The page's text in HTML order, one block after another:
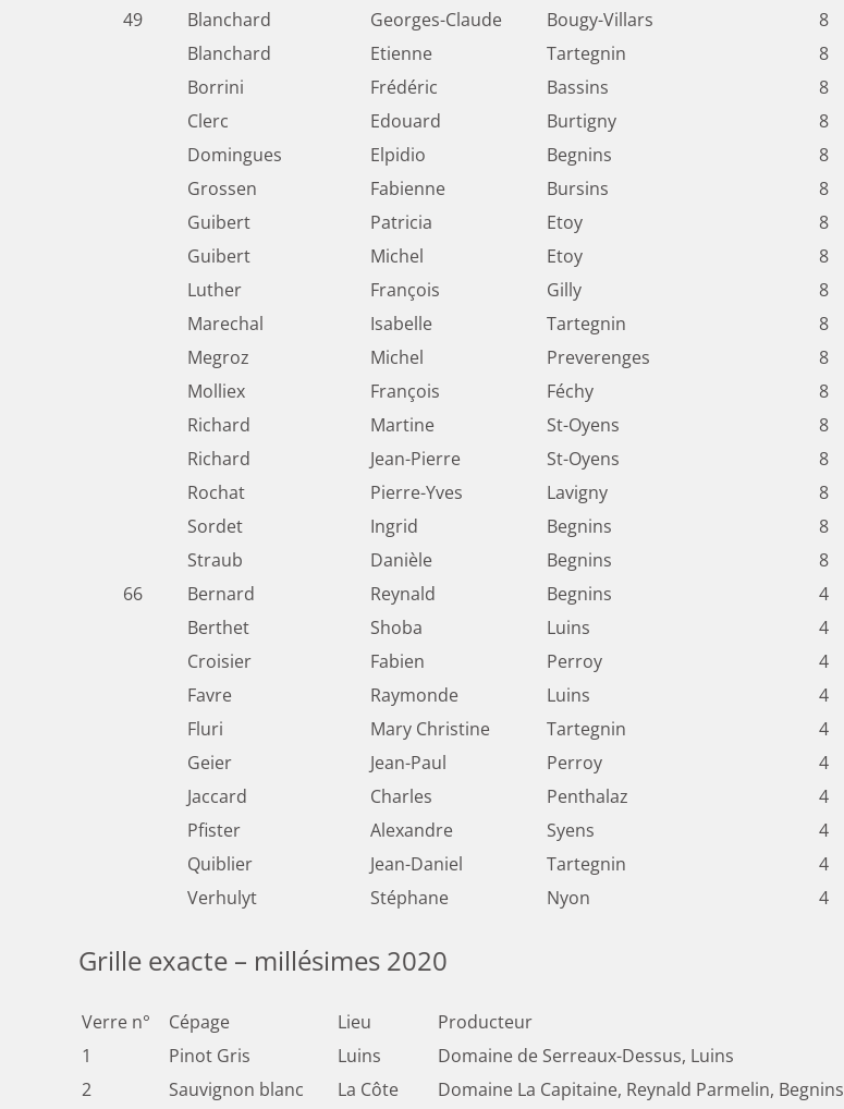
49
Blanchard Georges-Claude Bougy-Villars
8
Blanchard
Etienne Tartegnin
8
Borrini
Frédéric Bassins
8
Clerc
Edouard Burtigny
8
Domingues
Elpidio Begnins
8
Grossen
Fabienne Bursins
8
Guibert
Patricia Etoy
8
Guibert
Michel Etoy
8
Luther
François Gilly
8
Marechal
Isabelle Tartegnin
8
Megroz
Michel Preverenges
8
Molliex
François Féchy
8
Richard
Martine St-Oyens
8
Richard
Jean-Pierre St-Oyens
8
Rochat
Pierre-Yves Lavigny
8
Sordet
Ingrid Begnins
8
Straub
Danièle Begnins
8
66
Bernard Reynald Begnins
4
Berthet
Shoba Luins
4
Croisier
Fabien Perroy
4
Favre
Raymonde Luins
4
Fluri
Mary Christine Tartegnin
4
Geier
Jean-Paul Perroy
4
Jaccard
Charles Penthalaz
4
Pfister
Alexandre Syens
4
Quiblier
Jean-Daniel Tartegnin
4
Verhulyt
Stéphane Nyon 4
Grille exacte – millésimes 2020
Verre n° Cépage Lieu
Producteur
1
Pinot Gris Luins
Domaine de Serreaux-Dessus, Luins
2
Sauvignon blanc La Côte
Domaine La Capitaine, Reynald Parmelin, Begnins